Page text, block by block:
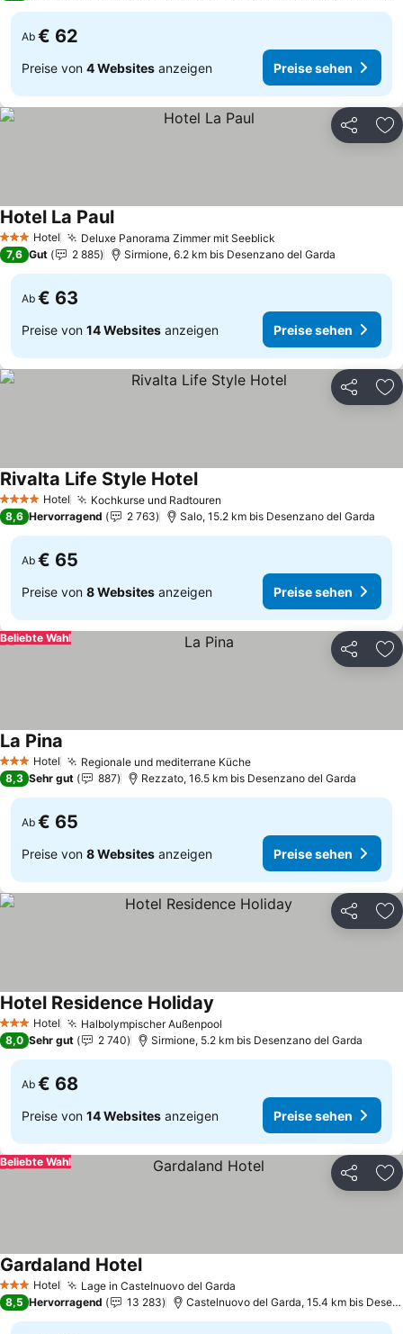
Ab € 62
Preise von 4 Websites anzeigen Preise sehen
Teilen
3 SterneHotel Deluxe Panorama Zimmer mit Seeblick
Hotel La PaulPreise sehen
7,6 Gut 2 885 Sirmione, 6.2 km bis Desenzano del Garda
Ab € 63
Preise von 14 Websites anzeigen Preise sehen
Teilen
4 Sterne Hotel Kochkurse und Radtouren
Rivalta Life Style HotelPreise sehen
8,6 Hervorragend 2 763 Salo, 15.2 km bis Desenzano del Garda
Ab € 65
Preise von 8 Websites anzeigen Preise sehen
Teilen
Beliebte Wahl
3 SterneHotel Regionale und mediterrane KüchePreise sehen
La Pina
8,3 Sehr gut 887 Rezzato, 16.5 km bis Desenzano del Garda
Ab € 65
Preise von 8 Websites anzeigen Preise sehen
Teilen
3 SterneHotel Halbolympischer Außenpool
Hotel Residence Holiday
8,0 Sehr gut 2 740 Sirmione, 5.2 km bis Desenzano del Garda
Ab € 68
Preise von 14 Websites anzeigen Preise sehen
Teilen
Beliebte Wahl
3 SterneHotel Lage in Castelnuovo del Garda
Gardaland HotelPreise sehen
8,5 Hervorragend 13 283 Castelnuovo del Garda, 15.4 km bis